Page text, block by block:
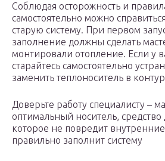
Соблюдая осторожность и
самостоятельно можно
старую систему. При первом
заполнение должны сделать
монтировали отопление. Если у
старайтесь самостоятельно
заменить теплоноситель в
Доверьте работу специалисту –
оптимальный носитель, средство
которое не повредит
правильно заполнит систему